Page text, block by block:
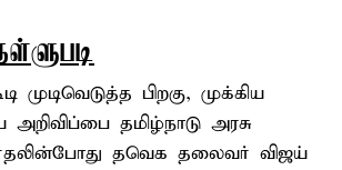
பிறகு, முக்கிய
அறிவிப்பை தமிழ்நாடு அரசு
தவெக தலைவர் விஜய்